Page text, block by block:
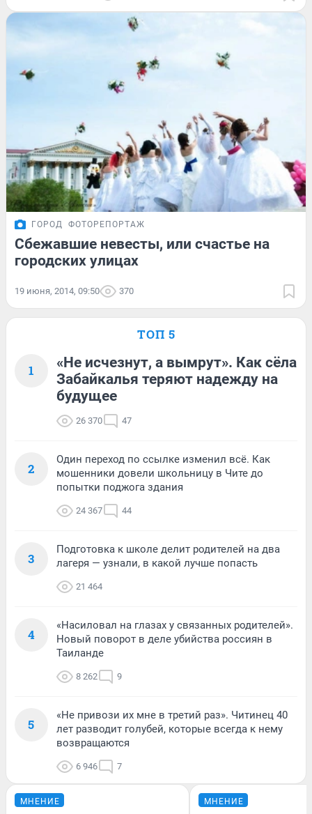
ГОРОД ФОТОРЕПОРТАЖ
Сбежавшие невесты, или счастье на
городских улицах
19 июня, 2014, 09:50 370
ТОП 5
1
«Не исчезнут, а вымрут». Как сёла
Забайкалья теряют надежду на
будущее
26 370 47
2
Один переход по ссылке изменил всё. Как
мошенники довели школьницу в Чите до
попытки поджога здания
24 367 44
3
Подготовка к школе делит родителей на два
лагеря — узнали, в какой лучше попасть
21 464
4
«Насиловал на глазах у связанных родителей».
Новый поворот в деле убийства россиян в
Таиланде
8 262 9
5
«Не привози их мне в третий раз». Читинец 40
лет разводит голубей, которые всегда к нему
возвращаются
6 946 7
МНЕНИЕ МНЕНИЕ